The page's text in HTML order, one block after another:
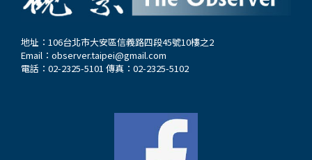
地址：106台北市大安區信義路四段45號10樓之2
Email： observer.taipei@gmail.com
電話：02-2325-5101 傳真：02-2325-5102